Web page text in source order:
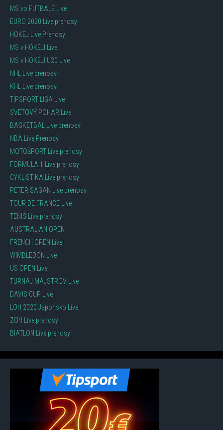
MS vo FUTBALE Live
EURO 2020 Live prenosy
HOKEJ Live Prenosy
MS v HOKEJI Live
MS v HOKEJI U20 Live
NHL Live prenosy
KHL Live prenosy
TIPSPORT LIGA Live
SVETOVÝ POHAR Live
BASKETBAL Live prenosy
NBA Live Prenosy
MOTOŠPORT Live prenosy
FORMULA 1 Live prenosy
CYKLISTIKA Live prenosy
PETER SAGAN Live prenosy
TOUR DE FRANCE Live
TENIS Live prenosy
AUSTRALIAN OPEN
FRENCH OPEN Live
WIMBLEDON Live
US OPEN Live
TURNAJ MAJSTROV Live
DAVIS CUP Live
LOH 2020 Japonsko Live
ZOH Live prenosy
BIATLON Live prenosy